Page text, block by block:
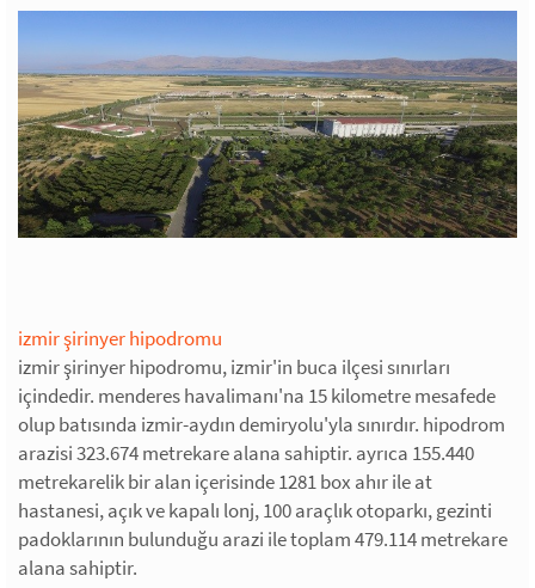
izmir şirinyer hipodromu
izmir şirinyer hipodromu, izmir'in buca ilçesi sınırları
içindedir. menderes havalimanı'na 15 kilometre mesafede
olup batısında izmir-aydın demiryolu'yla sınırdır. hipodrom
arazisi 323.674 metrekare alana sahiptir. ayrıca 155.440
metrekarelik bir alan içerisinde 1281 box ahır ile at
hastanesi, açık ve kapalı lonj, 100 araçlık otoparkı, gezinti
padoklarının bulunduğu arazi ile toplam 479.114 metrekare
alana sahiptir.